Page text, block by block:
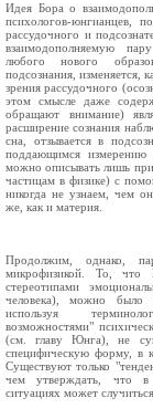
Идея Бора о
психологов-юнгианцев,
рассудочного и
взаимодополняемую
любого нового
подсознания, изменяется,
зрения рассудочного
этом смысле даже
обращают внимание)
расширение сознания
сна, отзывается в
поддающимся
можно описывать лишь
частицам в физике) с
никогда не узнаем, чем
же, как и материя.
Продолжим, однако,
микрофизикой. То, что
стереотипами
человека), можно было
используя
возможностями"
(см. главу Юнга), не
специфическую форму, в
Существуют только
чем утверждать, что в
ситуациях может